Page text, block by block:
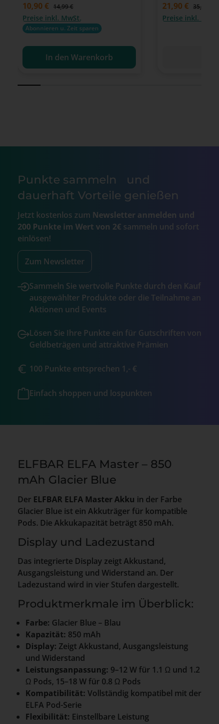
Verkaufspreis:
10,90 € Regulärer Preis:
14,99 €
Preise inkl. MwSt.
Abonnieren u. Zeit sparen
In den Warenkorb
21,90 € 35,97 €
Preise inkl.
Punkte sammeln und
dauerhaft Vorteile genießen
Jetzt kostenlos zum Newsletter anmelden und
200 Punkte im Wert von 2€ sammeln und sofort
einlösen!
Zum Newsletter
Sammeln Sie wertvolle Punkte durch den Kauf
ausgewählter Produkte oder die Teilnahme an
Aktionen und Events
Lösen Sie Ihre Punkte ein für Gutschriften von
Geldbeträgen und attraktive Prämien
100 Punkte entsprechen 1,- €
Einfach shoppen und lospunkten
ELFBAR ELFA Master – 850
mAh Glacier Blue
Der ELFBAR ELFA Master Akku in der Farbe
Glacier Blue ist ein Akkuträger für kompatible
Pods. Die Akkukapazität beträgt 850 mAh.
Display und Ladezustand
Das integrierte Display zeigt Akkustand,
Ausgangsleistung und Widerstand an. Der
Ladezustand wird in vier Stufen dargestellt.
Produktmerkmale im Überblick:
Farbe: Glacier Blue – Blau
Kapazität: 850 mAh
Display: Zeigt Akkustand, Ausgangsleistung
und Widerstand
Leistungsanpassung: 9–12 W für 1.1 Ω und 1.2
Ω Pods, 15–18 W für 0.8 Ω Pods
Kompatibilität: Vollständig kompatibel mit der
ELFA Pod-Serie
Flexibilität: Einstellbare Leistung